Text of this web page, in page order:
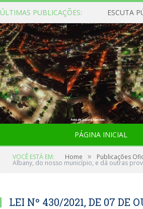
ÚLTIMAS PUBLICAÇÕES: ESCUTA
PÁGINA INICIAL
VOCÊ ESTÁ EM: Home » Publicações
Albany, do nosso município, e dá outras
LEI Nº 430/2021, DE 07 DE